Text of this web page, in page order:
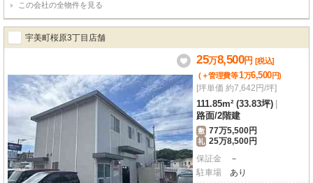
この会社の全物件を見る
宇美町桜原3丁目店舗
25万8,500円 [税込]
(＋管理費等1万6,500円)
[坪単価 約7,642円/坪]
111.85m² (33.83坪)
路面/2階建
敷 77万5,500円
礼 25万8,500円
保証金
－
駐車場
あり